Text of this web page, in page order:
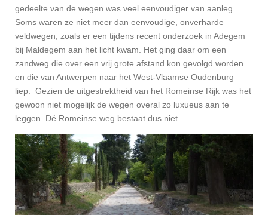
gedeelte van de wegen was veel eenvoudiger van aanleg.
Soms waren ze niet meer dan eenvoudige, onverharde
veldwegen, zoals er een tijdens recent onderzoek in Adegem
bij Maldegem aan het licht kwam. Het ging daar om een
zandweg die over een vrij grote afstand kon gevolgd worden
en die van Antwerpen naar het West-Vlaamse Oudenburg
liep. Gezien de uitgestrektheid van het Romeinse Rijk was het
gewoon niet mogelijk de wegen overal zo luxueus aan te
leggen. Dé Romeinse weg bestaat dus niet.